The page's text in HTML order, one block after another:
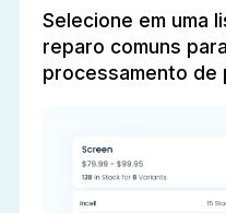
Selecione em uma
reparo comuns
processamento de